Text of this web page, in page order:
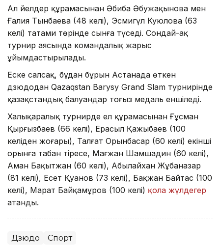
Ал әйелдер құрамасынан Әбиба Әбужақынова мен
Ғалия Тынбаева (48 келі), Эсмигүл Куюлова (63
келі) татами төрінде сынға түседі. Сондай-ақ
турнир аясында командалық жарыс
ұйымдастырылады.
Еске салсақ, бұдан бұрын Астанада өткен
дзюдодан Qazaqstan Barysy Grand Slam турнирінде
қазақстандық балуандар тоғыз медаль еншіледі.
Халықаралық турнирде ел құрамасынан Ғұсман
Қырғызбаев (66 келі), Ерасыл Қажыбаев (100
келіден жоғары), Талғат Орынбасар (60 келі) екінші
орынға табан тіресе, Мағжан Шамшадин (60 келі),
Аман Бақытжан (60 келі), Абылайхан Жұбаназар
(81 келі), Есет Қуанов (73 келі), Бақжан Байтас (100
келі), Марат Байқамұров (100 келі) қола жүлдегер
атанды.
Дзюдо Спорт